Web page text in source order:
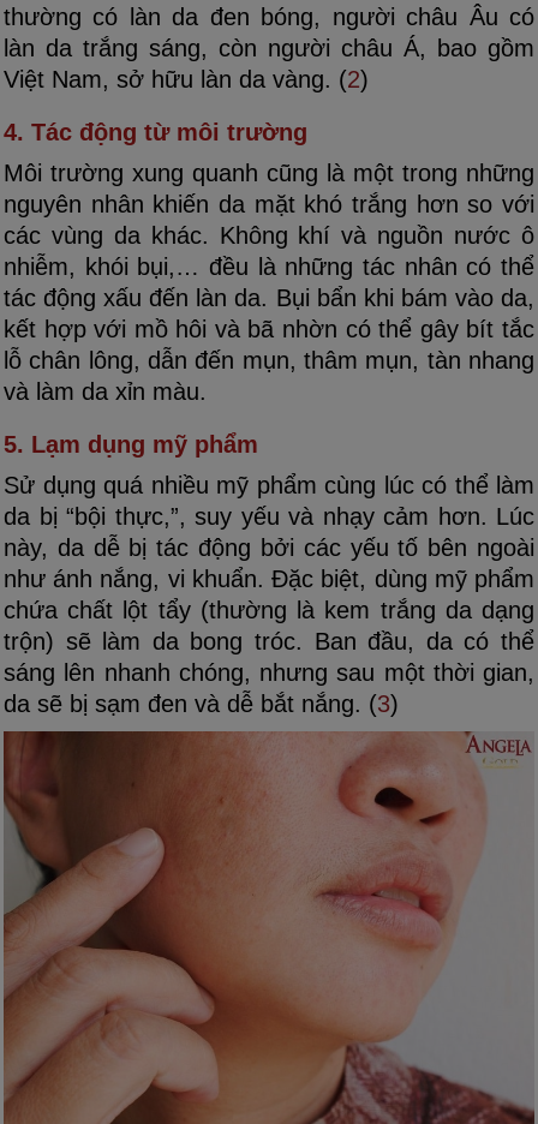
thường có làn da đen bóng, người châu Âu có
làn da trắng sáng, còn người châu Á, bao gồm
Việt Nam, sở hữu làn da vàng. (2)
4. Tác động từ môi trường
Môi trường xung quanh cũng là một trong những
nguyên nhân khiến da mặt khó trắng hơn so với
các vùng da khác. Không khí và nguồn nước ô
nhiễm, khói bụi,… đều là những tác nhân có thể
tác động xấu đến làn da. Bụi bẩn khi bám vào da,
kết hợp với mồ hôi và bã nhờn có thể gây bít tắc
lỗ chân lông, dẫn đến mụn, thâm mụn, tàn nhang
và làm da xỉn màu.
5. Lạm dụng mỹ phẩm
Sử dụng quá nhiều mỹ phẩm cùng lúc có thể làm
da bị “bội thực,”, suy yếu và nhạy cảm hơn. Lúc
này, da dễ bị tác động bởi các yếu tố bên ngoài
như ánh nắng, vi khuẩn. Đặc biệt, dùng mỹ phẩm
chứa chất lột tẩy (thường là kem trắng da dạng
trộn) sẽ làm da bong tróc. Ban đầu, da có thể
sáng lên nhanh chóng, nhưng sau một thời gian,
da sẽ bị sạm đen và dễ bắt nắng. (3)